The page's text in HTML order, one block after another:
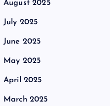
August 2025
July 2025
June 2025
May 2025
April 2025
March 2025